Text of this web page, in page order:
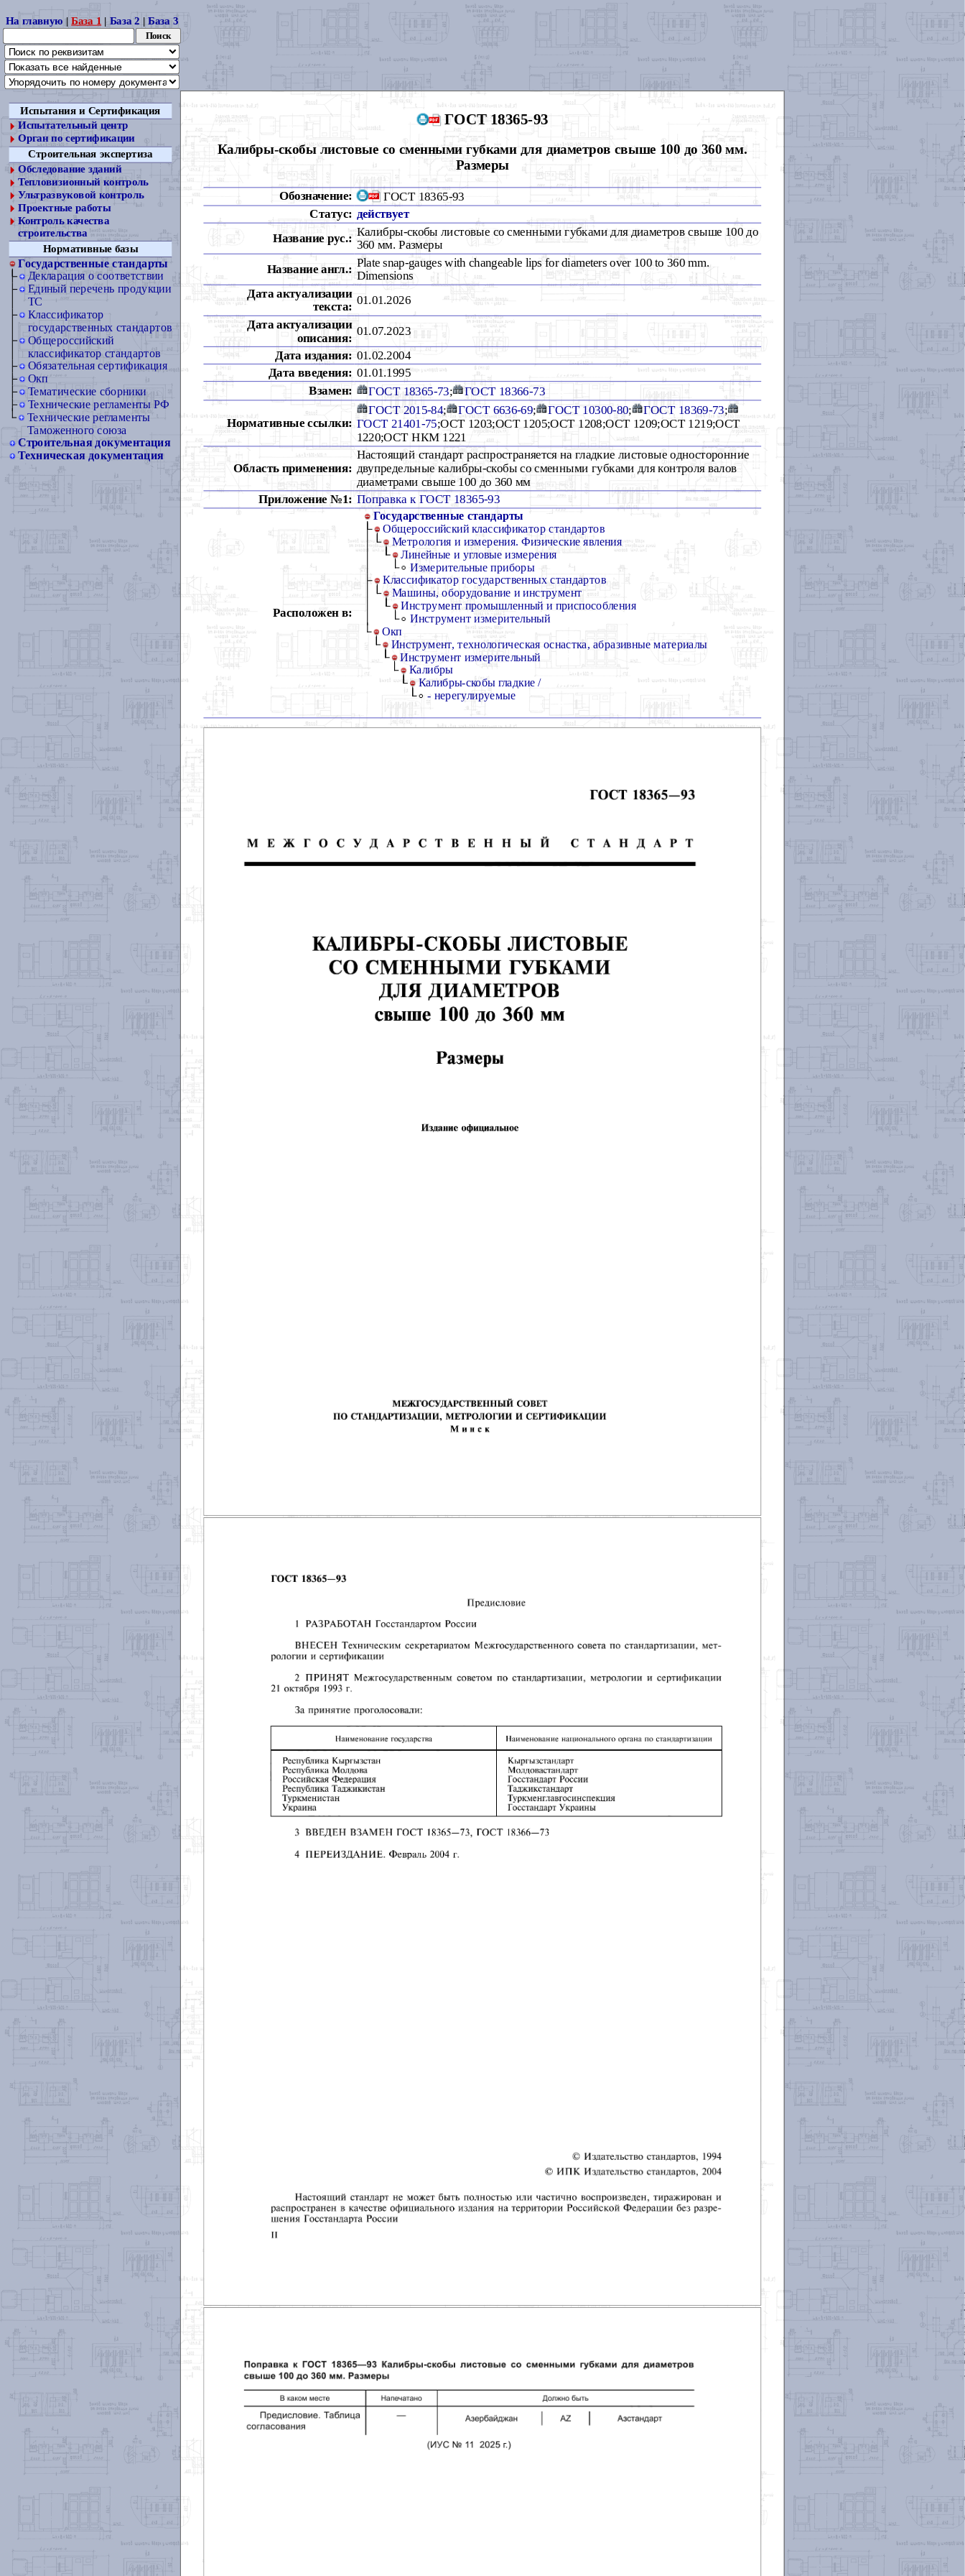
На главную |База 1 | База 2 |База 3
Испытания и Сертификация
Испытательный центр
Орган по сертификации
Строительная экспертиза
Обследование зданий
Тепловизионный контроль
Ультразвуковой контроль
Проектные работы
Контроль качества
строительства
Нормативные базы
Государственные стандарты
Декларация о соответствии
Единый перечень продукции
ТС
Классификатор
государственных стандартов
Общероссийский
классификатор стандартов
Обязательная сертификация
Окп
Тематические сборники
Технические регламенты РФ
Технические регламенты
Таможенного союза
Строительная документация
Техническая документация
ГОСТ 18365-93
Калибры-скобы листовые со сменными губками для диаметров свыше 100 до 360 мм.
Размеры
Обозначение:
ГОСТ 18365-93
Статус: действует
Название рус.:
Калибры-скобы листовые со сменными губками для диаметров свыше 100 до
360 мм. Размеры
Название англ.:
Plate snap-gauges with changeable lips for diameters over 100 to 360 mm.
Dimensions
Дата актуализации
текста:
01.01.2026
Дата актуализации
описания:
01.07.2023
Дата издания: 01.02.2004
Дата введения: 01.01.1995
Взамен: ГОСТ 18365-73; ГОСТ 18366-73
Нормативные ссылки:
ГОСТ 2015-84; ГОСТ 6636-69; ГОСТ 10300-80; ГОСТ 18369-73;
ГОСТ 21401-75;ОСТ 1203;ОСТ 1205;ОСТ 1208;ОСТ 1209;ОСТ 1219;ОСТ
1220;ОСТ НКМ 1221
Область применения:
Настоящий стандарт распространяется на гладкие листовые односторонние
двупредельные калибры-скобы со сменными губками для контроля валов
диаметрами свыше 100 до 360 мм
Приложение №1: Поправка к ГОСТ 18365-93
Расположен в:
Государственные стандарты
Общероссийский классификатор стандартов
Метрология и измерения. Физические явления
Линейные и угловые измерения
Измерительные приборы
Классификатор государственных стандартов
Машины, оборудование и инструмент
Инструмент промышленный и приспособления
Инструмент измерительный
Окп
Инструмент, технологическая оснастка, абразивные материалы
Инструмент измерительный
Калибры
Калибры-скобы гладкие /
- нерегулируемые